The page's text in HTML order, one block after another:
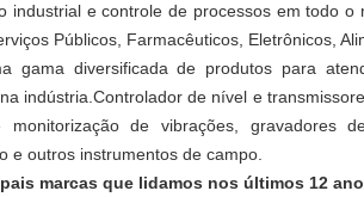
industrial e controle de processos em todo o
Públicos, Farmacêuticos, Eletrônicos,
gama diversificada de produtos para
indústria.Controlador de nível e
monitorização de vibrações, gravadores
e outros instrumentos de campo.
marcas que lidamos nos últimos 12